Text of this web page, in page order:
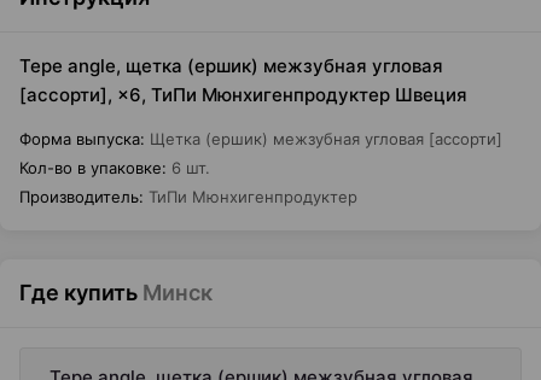
Tepe angle, щетка (ершик) межзубная угловая
[ассорти], ×6, ТиПи Мюнхигенпродуктер Швеция
Форма выпуска: Щетка (ершик) межзубная угловая [ассорти]
Кол-во в упаковке: 6 шт.
Производитель: ТиПи Мюнхигенпродуктер
Где купить Минск